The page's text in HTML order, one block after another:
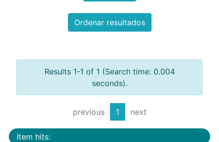
Ordenar resultados
Results 1-1 of 1 (Search time: 0.004
seconds).
previous 1 next
Item hits: